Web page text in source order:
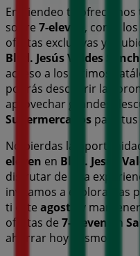
En Tiendeo te
sobre 7-eleven , como
ofertas exclusivas y la
Blvd. Jesús Valdes
acceso a los últimos
podrás descubrir las
aprovechar grandes
Supermercados para tus
No pierdas la
eleven en Blvd. Jesús
disfrutar de una
invitamos a explorar las
ti este agosto
y
ofertas de 7-eleven en
ahorrar hoy mismo!